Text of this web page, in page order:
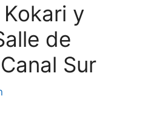
y
de
Sur